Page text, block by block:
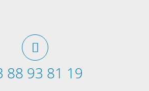
88 93 81 19